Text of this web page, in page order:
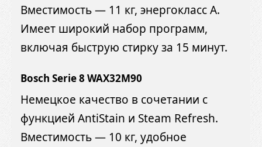
Вместимость — 11 кг, энергокласс A.
Имеет широкий набор программ,
включая быструю стирку за 15 минут.
Bosch Serie 8 WAX32M90
Немецкое качество в сочетании с
функцией AntiStain и Steam Refresh.
Вместимость — 10 кг, удобное